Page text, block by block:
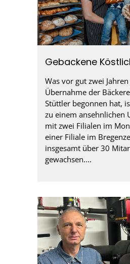
Gebackene
Was vor gut zwei
Übernahme der
Stüttler begonnen hat,
zu einem ansehnlichen
mit zwei Filialen im
einer Filiale im
insgesamt über 30
gewachsen....